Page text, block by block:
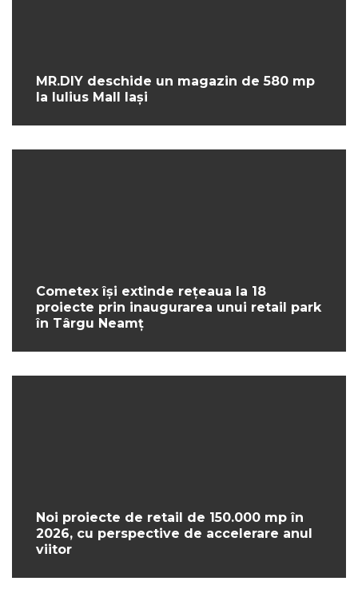
MR.DIY deschide un magazin de 580 mp
la Iulius Mall Iași
Cometex își extinde rețeaua la 18
proiecte prin inaugurarea unui retail park
în Târgu Neamț
Noi proiecte de retail de 150.000 mp în
2026, cu perspective de accelerare anul
viitor